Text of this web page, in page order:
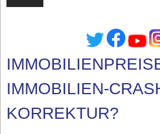
IMMOBILIEN-
KORREKTUR?